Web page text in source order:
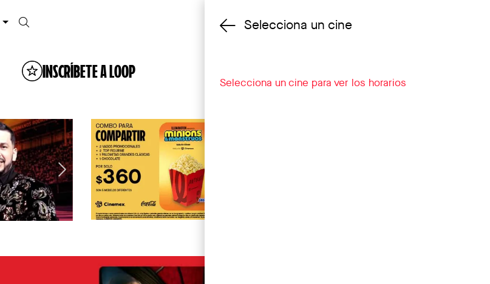
Cambiar cine
INSCRÍBETE A LOOP
Selecciona un cine
Selecciona un cine para ver los horarios